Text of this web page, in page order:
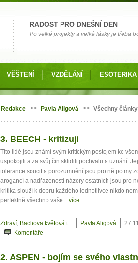
RADOST PRO DNEŠNÍ DEN
Po velké projekty a velké lásky je třeba
VĚŠTENÍ VZDĚLÁNÍ ESOTERIKA
Jste zde
Redakce >> Pavla Aligová >> Všechny
3. BEECH - kritizuji
Tito lidé jsou známí svým kritickým postojem ke
uspokojili a za svůj čin sklidili pochvalu a uznání.
tolerance soucit a porozumnění jsou pro ně pojmy
arogancí a nadřazeností názory ostatních jsou pro
kritika slouží k dobru každého jednotlivce nikdo
perfektně všechno vaše... více
Zdraví, Bachova květová t... Pavla Aligová
Komentáře
2. ASPEN - bojím se svého
Stránky